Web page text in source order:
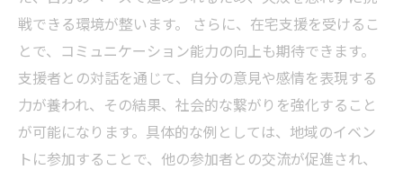
戦できる環境が整います。 さらに、在宅支援を受けるこ
とで、コミュニケーション能力の向上も期待できます。
支援者との対話を通じて、自分の意見や感情を表現する
力が養われ、その結果、社会的な繋がりを強化すること
が可能になります。具体的な例としては、地域のイベン
トに参加することで、他の参加者との交流が促進され、